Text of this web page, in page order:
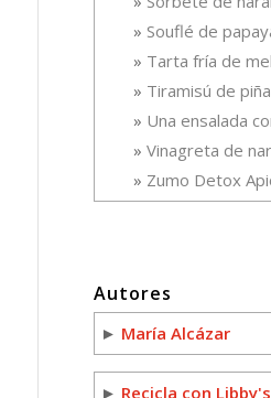
Souflé de
Tarta fría de
Tiramisú de piña
Una ensalada
Vinagreta de
Zumo Detox
Autores
► María Alcázar
► Recicla con Libby's